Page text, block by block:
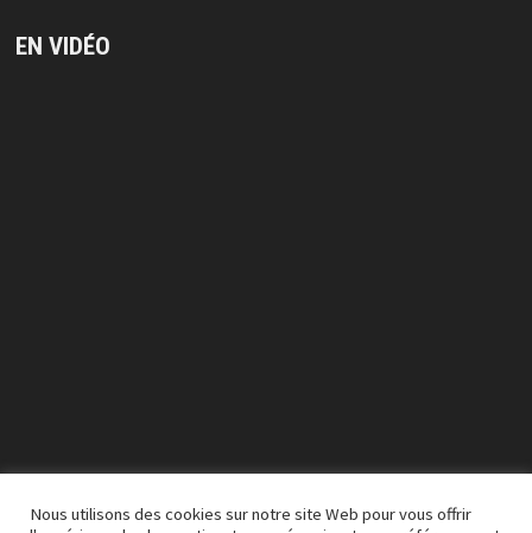
EN VIDÉO
Nous utilisons des cookies sur notre site Web pour vous offrir